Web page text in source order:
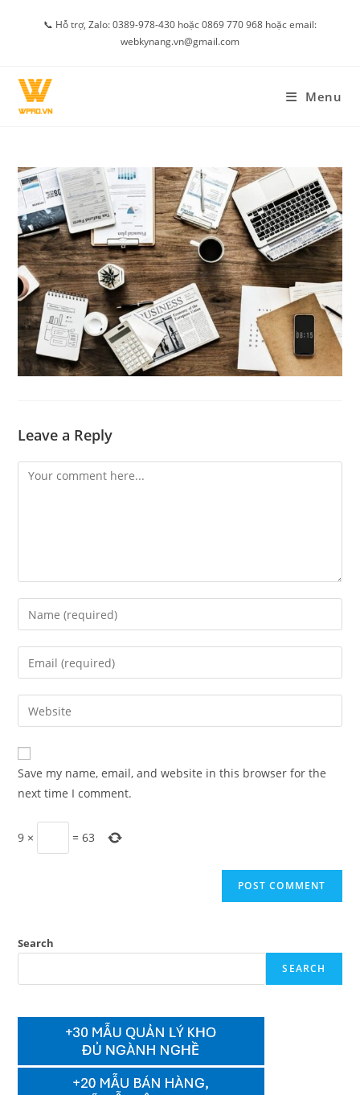
📞 Hỗ trợ, Zalo: 0389-978-430 hoặc 0869 770 968 hoặc email:
webkynang.vn@gmail.com
Menu
Leave a Reply
Comment
Enter
your
name
comment
Enter
your
email
address
comment
Enter
your
website
URL
(optional)
Save my name, email, and website in this browser for the
next time I comment.
9 × =63
Search
SEARCH